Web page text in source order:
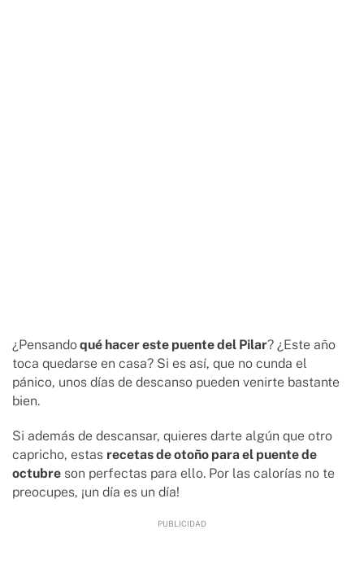
¿Pensandoqué hacer este puente del Pilar? ¿Este año
toca quedarse en casa? Si es así, que no cunda el
pánico, unos días de descanso pueden venirte bastante
bien.
Si además de descansar, quieres darte algún que otro
capricho, estas recetas de otoño para el puente de
octubre son perfectas para ello. Por las calorías no te
preocupes, ¡un día es un día!